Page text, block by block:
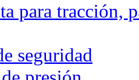
para tracción,
seguridad